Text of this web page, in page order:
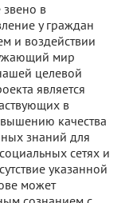
в
у граждан
и воздействии
мир
целевой
является
в
качества
знаний для
сетях и
указанной
может